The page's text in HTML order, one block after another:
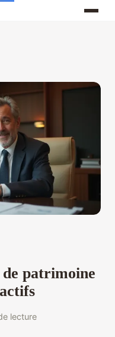
patrimoine
lecture